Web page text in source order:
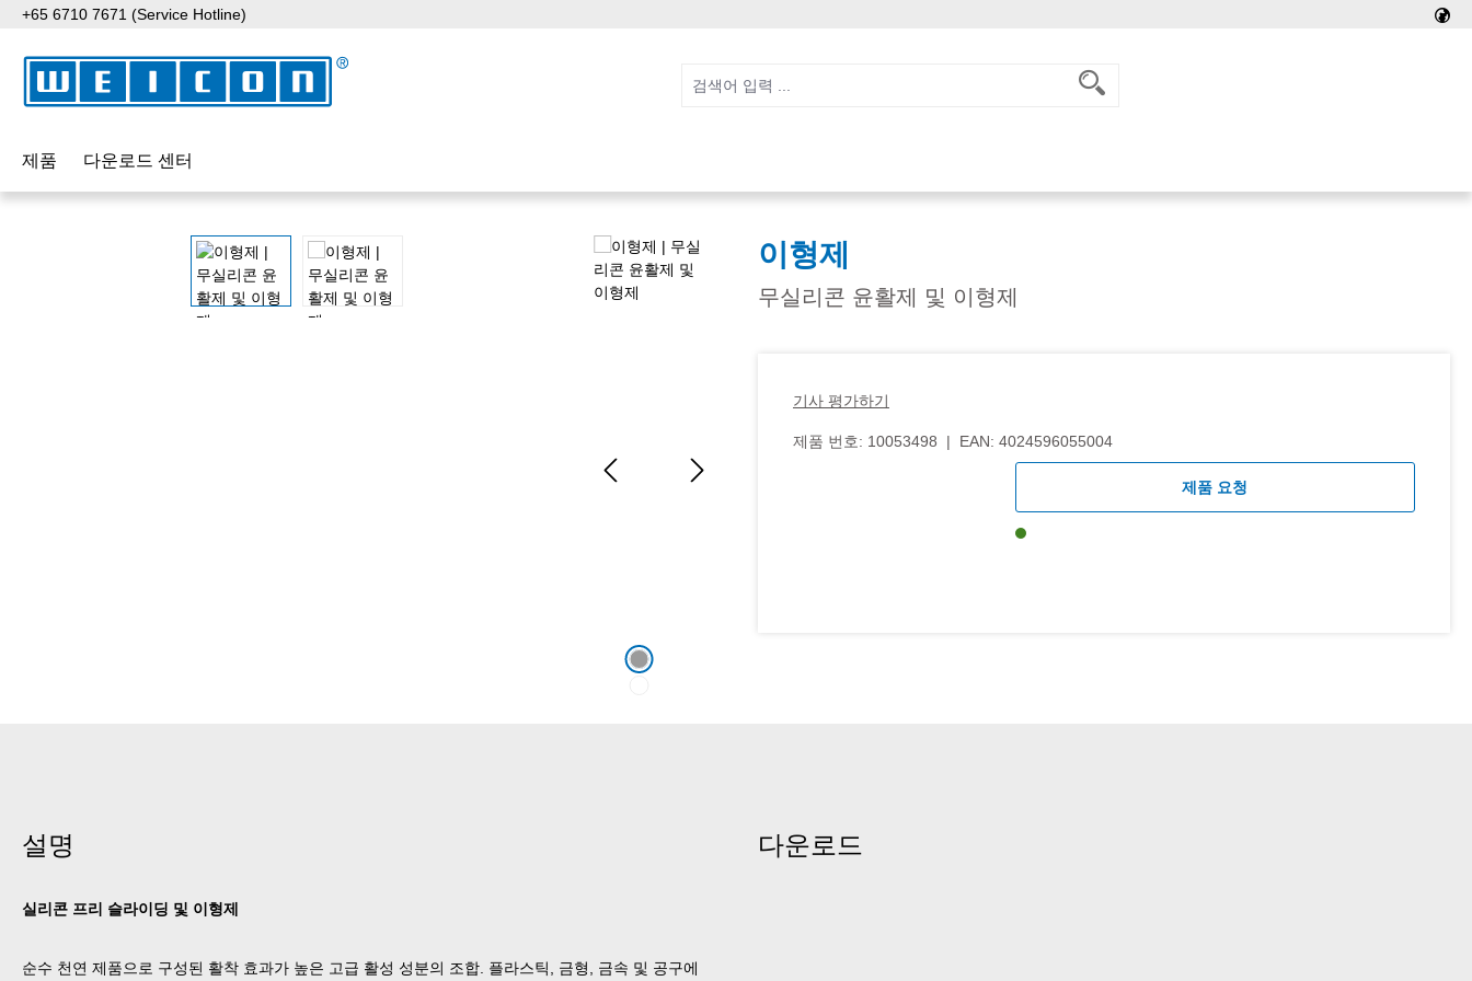
to main content
Skip to search
Skip to main navigation
+65 6710 7671 (Service Hotline)
제품 다운로드 센터
이형제
무실리콘 윤활제 및 이형제
기사 평가하기
제품 번호: 10053498 | EAN: 4024596055004
제품 요청
설명
실리콘 프리 슬라이딩 및 이형제
순수 천연 제품으로 구성된 활착 효과가 높은 고급 활성 성분의 조합. 플라스틱, 금형, 금속 및 공구에
다운로드